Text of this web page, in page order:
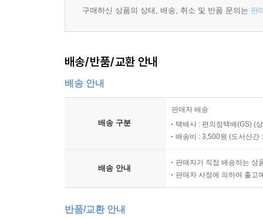
감정에 대해서는 친절하지만, 한 인간이 공동체
거부감, 두려움이 아니라 교사와의 연결에서 오
PDC에서는 학문적 성장과 더불어 사회 정서적
학교의 행사에도 직접 참여한다. 문제가 발생했을
PDC 활동에 대한 구체적이고 자세한 안내
이 책은 학급긍정훈육의 개념을 실제 학급에서
자기 조절과 자기 관리, 의사소통의 기술 등을 배
활동안에는 활동 목표와 준비물, 교사를 위한 조
구매하신 상품의 상태, 배송, 취소 및 반품 문의는 판
배송/반품/교환 안내
배송 안내
배송 구분
판매자 배송
택배사 : 편의점택배(GS) (
배송비 : 3,500원 (도서산간
배송 안내
판매자가 직접 배송하는 상
판매자 사정에 의하여 출고
반품/교환 안내